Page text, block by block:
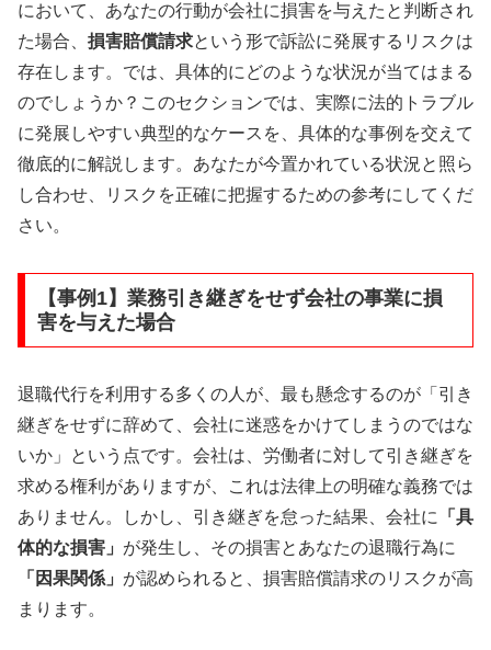
において、あなたの行動が会社に損害を与えたと判断され
た場合、 損害賠償請求という形で訴訟に発展するリスクは
存在します。では、具体的にどのような状況が当てはまる
のでしょうか？このセクションでは、実際に法的トラブル
に発展しやすい典型的なケースを、具体的な事例を交えて
徹底的に解説します。あなたが今置かれている状況と照ら
し合わせ、リスクを正確に把握するための参考にしてくだ
さい。
【事例1】業務引き継ぎをせず会社の事業に損
害を与えた場合
退職代行を利用する多くの人が、最も懸念するのが「引き
継ぎをせずに辞めて、会社に迷惑をかけてしまうのではな
いか」という点です。会社は、労働者に対して引き継ぎを
求める権利がありますが、これは法律上の明確な義務では
ありません。しかし、引き継ぎを怠った結果、会社に
「具
体的な損害」 が発生し、その損害とあなたの退職行為に
「因果関係」 が認められると、損害賠償請求のリスクが高
まります。